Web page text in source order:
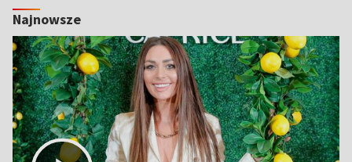
Najnowsze